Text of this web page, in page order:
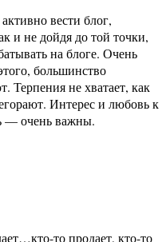
вести блог,
и не дойдя до той точки,
на блоге. Очень
большинство
Терпения не хватает, как
Интерес и любовь к
— очень важны.
то продает, кто-то